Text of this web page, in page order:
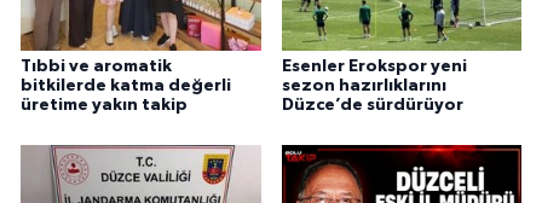
Tıbbi ve aromatik
bitkilerde katma değerli
üretime yakın takip
Esenler Erokspor yeni
sezon hazırlıklarını
Düzce’de sürdürüyor